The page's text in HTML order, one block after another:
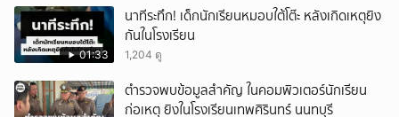
01:33
นาทีระทึก! เด็กนักเรียนหมอบใต้โต๊ะ หลังเกิดเหตุยิง
กันในโรงเรียน
1,204 ดู
ตำรวจพบข้อมูลสำคัญ ในคอมพิวเตอร์นักเรียน
ก่อเหตุ ยิงในโรงเรียนเทพศิรินทร์ นนทบุรี